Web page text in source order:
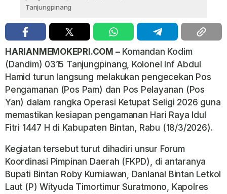
Tanjungpinang
HARIANMEMOKEPRI.COM –Komandan Kodim
(Dandim) 0315 Tanjungpinang, Kolonel Inf Abdul
Hamid turun langsung melakukan pengecekan Pos
Pengamanan (Pos Pam) dan Pos Pelayanan (Pos
Yan) dalam rangka Operasi Ketupat Seligi 2026 guna
memastikan kesiapan pengamanan Hari Raya Idul
Fitri 1447 H di Kabupaten Bintan, Rabu (18/3/2026).
Kegiatan tersebut turut dihadiri unsur Forum
Koordinasi Pimpinan Daerah (FKPD), di antaranya
Bupati Bintan Roby Kurniawan, Danlanal Bintan Letkol
Laut (P) Wityuda Timortimur Suratmono, Kapolres